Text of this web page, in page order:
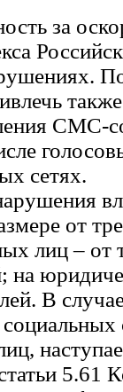
за
также
СМС-
сетях.
от
лиц – от
на
В